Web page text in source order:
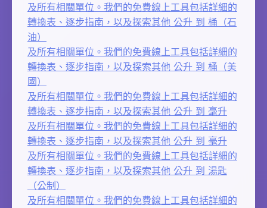
及所有相關單位。我們的免費線上工具包括詳細的
轉換表、逐步指南，以及探索其他 公升 到 桶（石
油）
及所有相關單位。我們的免費線上工具包括詳細的
轉換表、逐步指南，以及探索其他 公升 到 桶（美
國）
及所有相關單位。我們的免費線上工具包括詳細的
轉換表、逐步指南，以及探索其他 公升 到 毫升
及所有相關單位。我們的免費線上工具包括詳細的
轉換表、逐步指南，以及探索其他 公升 到 毫升
及所有相關單位。我們的免費線上工具包括詳細的
轉換表、逐步指南，以及探索其他 公升 到 湯匙
（公制）
及所有相關單位。我們的免費線上工具包括詳細的